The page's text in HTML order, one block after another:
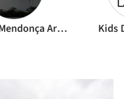
Reinach Mendonça Arquitetos Associados Kids